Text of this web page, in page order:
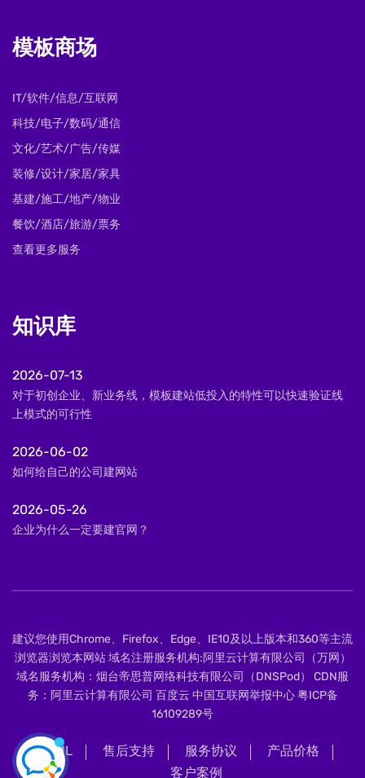
模板商场
IT/软件/信息/互联网
科技/电子/数码/通信
文化/艺术/广告/传媒
装修/设计/家居/家具
基建/施工/地产/物业
餐饮/酒店/旅游/票务
查看更多服务
知识库
2026-07-13
对于初创企业、新业务线，模板建站低投入的特性可以快速验证线
上模式的可行性
2026-06-02
如何给自己的公司建网站
2026-05-26
企业为什么一定要建官网？
建议您使用Chrome、Firefox、Edge、IE10及以上版本和360等主流
浏览器浏览本网站 域名注册服务机构:阿里云计算有限公司（万网）
域名服务机构：烟台帝思普网络科技有限公司（DNSPod） CDN服
务：阿里云计算有限公司 百度云 中国互联网举报中心粤ICP备
16109289号
XML 售后支持 服务协议
产品价格
客户案例